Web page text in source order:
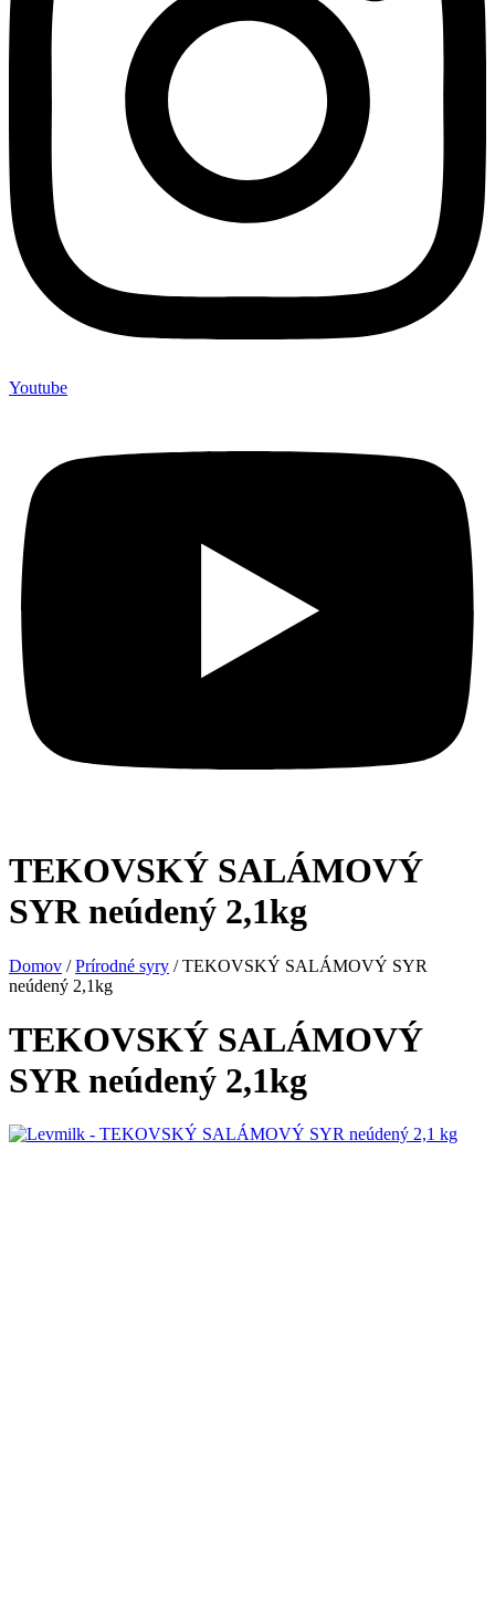
Youtube
TEKOVSKÝ SALÁMOVÝ
SYR neúdený 2,1kg
Domov /Prírodné syry / TEKOVSKÝ SALÁMOVÝ SYR
neúdený 2,1kg
TEKOVSKÝ SALÁMOVÝ
SYR neúdený 2,1kg